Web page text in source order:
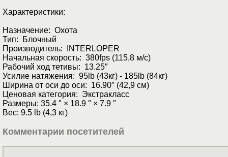
Характеристики:
Назначение: Охота
Тип: Блочный
Производитель: INTERLOPER
Начальная скорость: 380fps (115,8 м/с)
Рабочий ход тетивы: 13.25″
Усилие натяжения: 95lb (43кг) - 185lb (84кг)
Ширина от оси до оси: 16.90″ (42,9 см)
Ценовая категория: Экстракласс
Размеры: 35.4 ″ × 18.9 ″ × 7.9 ″
Вес: 9.5 lb (4,3 кг)
Комментарии посетителей